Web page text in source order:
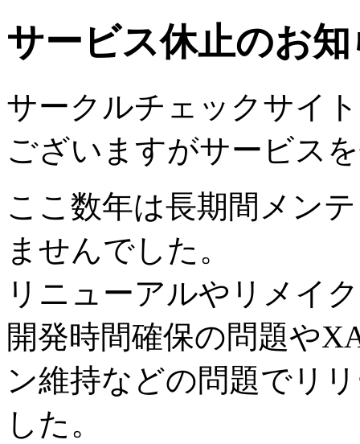
サービス休止のお
サークルチェックサイ
ございますがサービス
ここ数年は長期間メン
ませんでした。
リニューアルやリメイ
開発時間確保の問題や
ン維持などの問題でリ
した。